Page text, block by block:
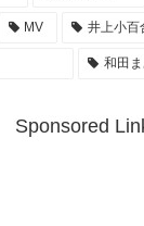
MV 井上小百
和田
Sponsored